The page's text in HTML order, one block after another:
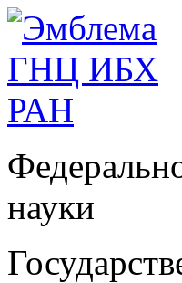
науки